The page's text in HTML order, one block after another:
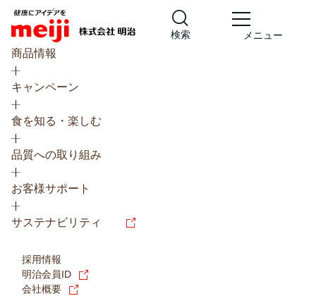
検索 メニュー
商品情報
キャンペーン
食を知る・楽しむ
品質への取り組み
お客様サポート
サステナビリティ
採用情報
明治会員ID
会社概要